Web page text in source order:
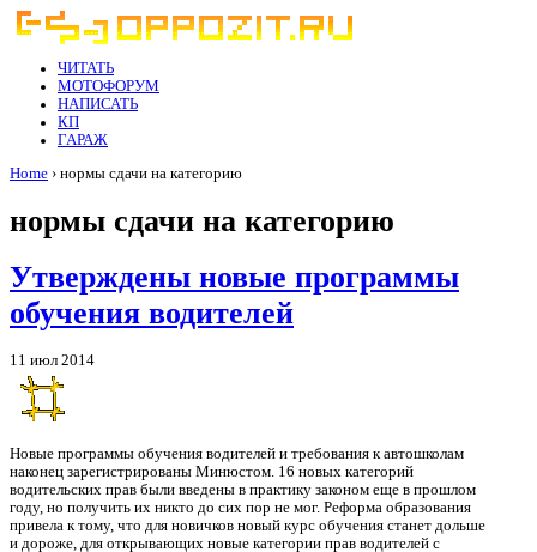
ЧИТАТЬ
МОТОФОРУМ
НАПИСАТЬ
КП
ГАРАЖ
Home › нормы сдачи на категорию
нормы сдачи на категорию
Утверждены новые программы
обучения водителей
11 июл 2014
Новые программы обучения водителей и требования к автошколам
наконец зарегистрированы Минюстом. 16 новых категорий
водительских прав были введены в практику законом еще в прошлом
году, но получить их никто до сих пор не мог. Реформа образования
привела к тому, что для новичков новый курс обучения станет дольше
и дороже, для открывающих новые категории прав водителей с